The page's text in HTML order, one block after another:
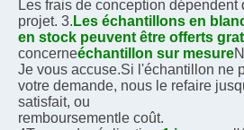
Les frais de conception dépendent
projet. 3. Les échantillons en
en stock peuvent être offerts
concerneéchantillon sur mesure
Je vous accuse.Si l'échantillon ne
votre demande, nous le refaire
satisfait, ou
remboursementle coût.